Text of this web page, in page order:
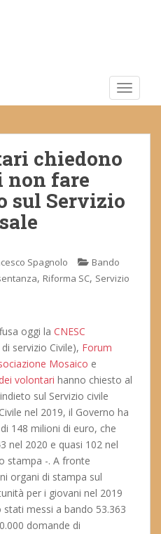
chiedono
non fare
sul Servizio
Spagnolo
Bando
, Riforma SC, Servizio
oggi la CNESC
servizio Civile), Forum
Mosaico e
volontari hanno chiesto al
sul Servizio civile
nel 2019, il Governo ha
148 milioni di euro, che
nel 2020 e quasi 102 nel
stampa -. A fronte
organi di stampa sul
per i giovani nel 2019
messi a bando 53.363
domande di